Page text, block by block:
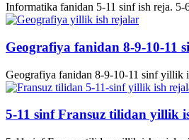
Informatika fanidan 5-11 sinf ish reja.
Geografiya fanidan 8-9-10-11
Geografiya fanidan 8-9-10-11 sinf yillik
5-11 sinf Fransuz tilidan yillik